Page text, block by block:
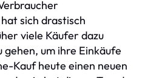
sich drastisch
viele Käufer dazu
um ihre Einkäufe
Kauf heute einen neuen